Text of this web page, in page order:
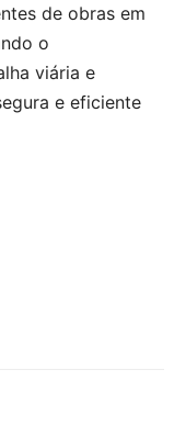
de obras em
o
viária e
e eficiente